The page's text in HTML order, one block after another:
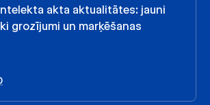
akta aktualitātes: jauni
grozījumi un marķēšanas